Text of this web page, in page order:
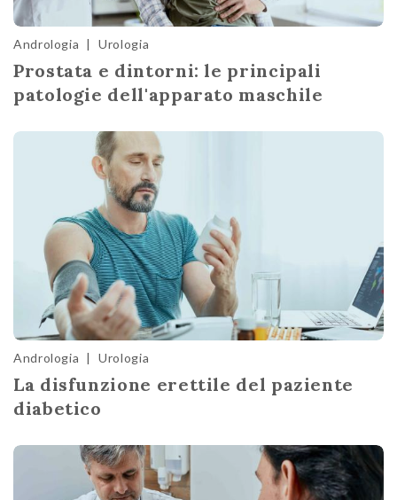
Andrologia | Urologia
Prostata e dintorni: le principali
patologie dell'apparato maschile
Andrologia | Urologia
La disfunzione erettile del paziente
diabetico